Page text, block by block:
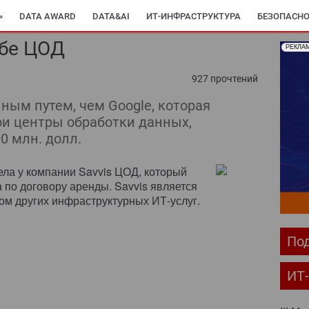
DATA AWARD DATA&AI ИТ-ИНФРАСТРУКТУРА
МИР ПАРТНЕРСКИЕ
ПОДПИСКА
ЦОД
927 прочтений
путем, чем Google, которая
центры обработки данных,
млн. долл.
у компании Savvis ЦОД, который
договору аренды. Savvis является
других инфраструктурных ИТ-услуг.